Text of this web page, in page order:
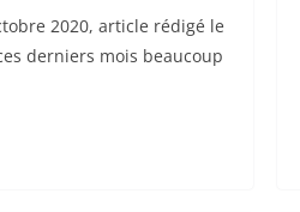
2020, article rédigé le
derniers mois beaucoup